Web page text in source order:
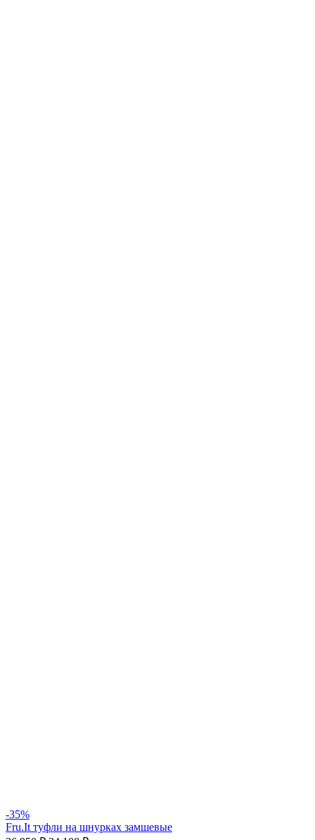
-35%
Fru.It туфли на шнурках замшевые